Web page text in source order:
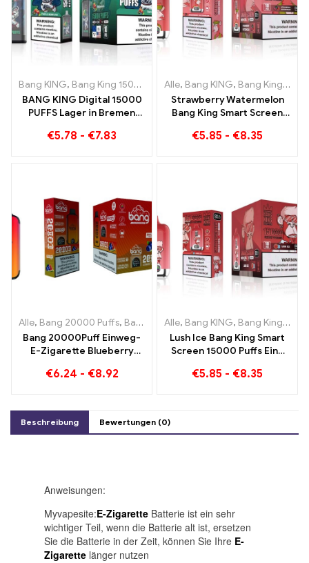
Bang KING, Bang King 15000 Puffs ,Einweg E-zigarette mit Nikotin
BANG KING Digital 15000
PUFFS Lager in Bremen
Genuss
€5.78 - €7.83
Alle, Bang KING, Bang King Smart Screen 15000 Puff
Strawberry Watermelon
Bang King Smart Screen
den entspannenden
€5.85 - €8.35
Alle, Bang 20000 Puffs, Bang KING ,Einweg E-Zigaretten,
Bang 20000Puff Einweg-
E-Zigarette Blueberry
und Dual Mesh
€6.24 - €8.92
Alle, Bang KING, Bang King Smart Screen 15000 Puff
Lush Ice Bang King Smart
Screen 15000 Puffs Eine
Mischung aus
€5.85 - €8.35
Beschreibung Bewertungen (0)
Anweisungen:
Myvapesite:E-Zigarette Batterie ist ein sehr
wichtiger Teil, wenn die Batterie alt ist, ersetzen
Sie die Batterie in der Zeit, können Sie Ihre E-
Zigarette länger nutzen